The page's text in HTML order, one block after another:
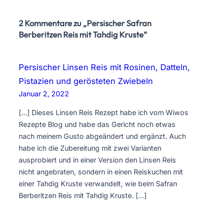
2 Kommentare zu „Persischer Safran
Berberitzen Reis mit Tahdig Kruste“
Persischer Linsen Reis mit Rosinen, Datteln,
Pistazien und gerösteten Zwiebeln
Januar 2, 2022
[…] Dieses Linsen Reis Rezept habe ich vom Wiwos
Rezepte Blog und habe das Gericht noch etwas
nach meinem Gusto abgeändert und ergänzt. Auch
habe ich die Zubereitung mit zwei Varianten
ausprobiert und in einer Version den Linsen Reis
nicht angebraten, sondern in einen Reiskuchen mit
einer Tahdig Kruste verwandelt, wie beim Safran
Berberitzen Reis mit Tahdig Kruste. […]